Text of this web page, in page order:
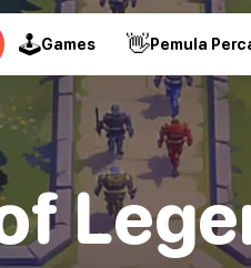
🕹Games 👋Pemula